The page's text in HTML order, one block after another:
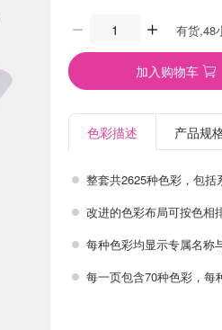
有货,48
加入购物车
色彩描述 产品规
整套共2625种色彩，包
改进的色彩布局可按色相
每种色彩均显示专属名称
每一页包含70种色彩，